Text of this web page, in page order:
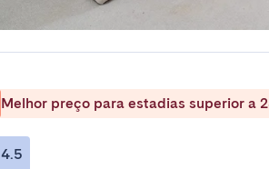
Melhor preço para estadias superior a
4.5